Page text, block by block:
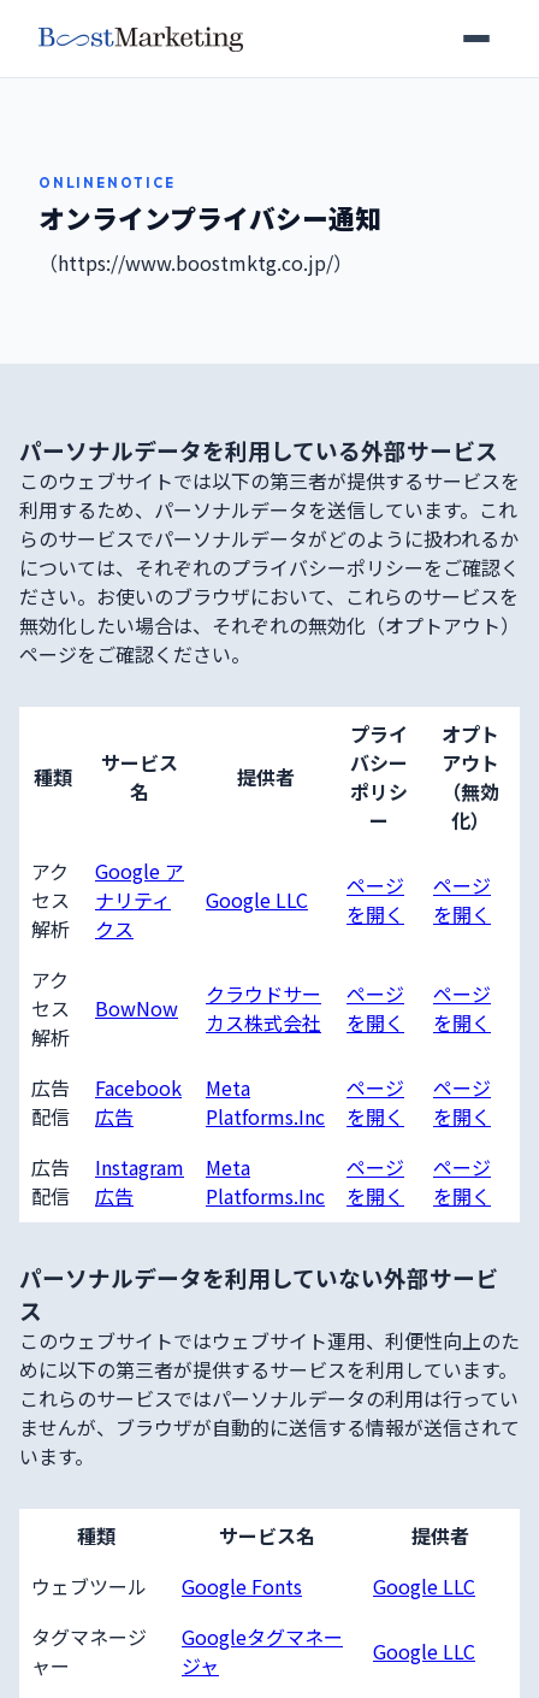
会社情報
お知らせ
ONLINENOTICE
オンラインプライバシー通知
（https://www.boostmktg.co.jp/）
パーソナルデータを利用している外部サービス
このウェブサイトでは以下の第三者が提供するサービスを
利用するため、パーソナルデータを送信しています。これ
らのサービスでパーソナルデータがどのように扱われるか
については、それぞれのプライバシーポリシーをご確認く
ださい。お使いのブラウザにおいて、これらのサービスを
無効化したい場合は、それぞれの無効化（オプトアウト）
ページをご確認ください。
種類
サービス
名
提供者
プライ
バシー
ポリシ
ー
オプト
アウト
（無効
化）
アク
セス
解析
Google ア
ナリティ
クス
Google LLC
ページ
を開く
ページ
を開く
アク
セス
解析
BowNow
クラウドサー
カス株式会社
ページ
を開く
ページ
を開く
広告
配信
Facebook
広告
Meta
Platforms.Inc
ページ
を開く
ページ
を開く
広告
配信
Instagram
広告
Meta
Platforms.Inc
ページ
を開く
ページ
を開く
パーソナルデータを利用していない外部サービ
ス
このウェブサイトではウェブサイト運用、利便性向上のた
めに以下の第三者が提供するサービスを利用しています。
これらのサービスではパーソナルデータの利用は行ってい
ませんが、ブラウザが自動的に送信する情報が送信されて
います。
種類 サービス名
提供者
ウェブツール
Google Fonts
Google LLC
タグマネージ
ャー
Googleタグマネー
ジャ
Google LLC